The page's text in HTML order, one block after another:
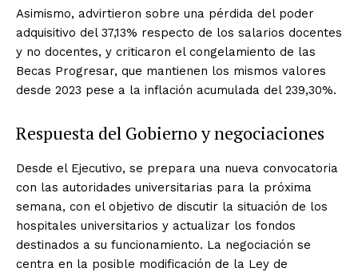
Asimismo, advirtieron sobre una pérdida del poder
adquisitivo del 37,13% respecto de los salarios docentes
y no docentes, y criticaron el congelamiento de las
Becas Progresar, que mantienen los mismos valores
desde 2023 pese a la inflación acumulada del 239,30%.
Respuesta del Gobierno y negociaciones
Desde el Ejecutivo, se prepara una nueva convocatoria
con las autoridades universitarias para la próxima
semana, con el objetivo de discutir la situación de los
hospitales universitarios y actualizar los fondos
destinados a su funcionamiento. La negociación se
centra en la posible modificación de la Ley de